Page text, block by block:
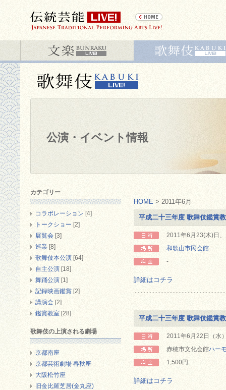
公演・イベント情報
HOME > 2011年6月
平成二十三年度 歌舞伎鑑賞
2011年6月23(木)日
和歌山市民会館
-
詳細はコチラ
平成二十三年度 歌舞伎鑑賞
2011年6月22日（水
赤穂市文化会館ハー
1,500円
詳細はコチラ
カテゴリー
コラボレーション [4]
トークショー [2]
展覧会 [3]
巡業 [8]
歌舞伎本公演 [64]
自主公演 [18]
舞踊公演 [1]
記録映画鑑賞 [2]
講演会 [2]
鑑賞教室 [28]
歌舞伎の上演される劇場
京都南座
京都芸術劇場 春秋座
大阪松竹座
旧金比羅芝居(金丸座)